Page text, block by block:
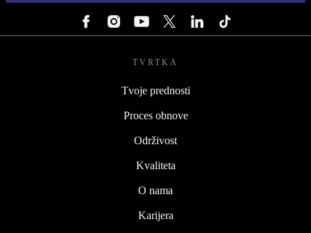
TVRTKA
Tvoje prednosti
Proces obnove
Održivost
Kvaliteta
O nama
Karijera